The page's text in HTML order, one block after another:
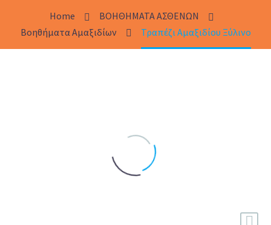
Home
ΒΟΗΘΗΜΑΤΑ ΑΣΘΕΝΩΝ
Βοηθήματα Αμαξιδίων
Τραπέζι Αμαξιδίου Ξύλινο